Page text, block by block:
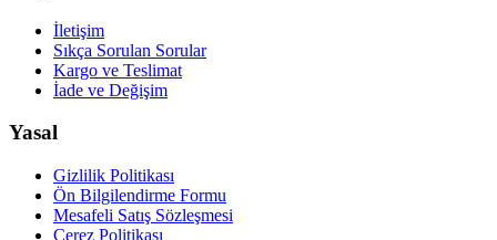
İletişim
Sıkça Sorulan Sorular
Kargo ve Teslimat
İade ve Değişim
Yasal
Gizlilik Politikası
Ön Bilgilendirme Formu
Mesafeli Satış Sözleşmesi
Çerez Politikası